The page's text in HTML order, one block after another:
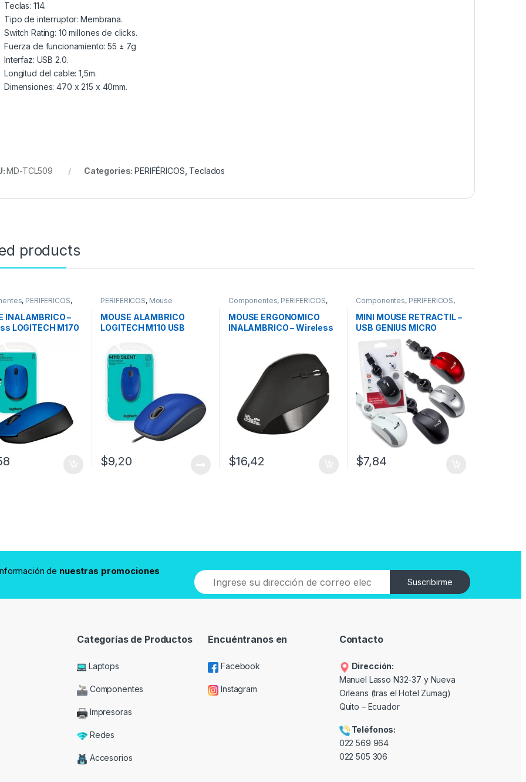
Teclas: 114.
Tipo de interruptor: Membrana.
Switch Rating: 10 millones de clicks.
Fuerza de funcionamiento: 55 ± 7g
Interfaz: USB 2.0.
Longitud del cable: 1,5m.
Dimensiones: 470 x 215 x 40mm.
MD-TCL509 Categories: PERIFÉRICOS, Teclados
products
, PERIFÉRICOS,
INALAMBRICO –
LOGITECH M170
PERIFÉRICOS, Mouse
MOUSE ALAMBRICO
LOGITECH M110 USB
$9,20
Componentes, PERIFÉRICOS,
Mouse
MOUSE ERGONOMICO
INALAMBRICO – Wireless
$16,42
Componentes, PERIFÉRICOS,
Mouse
MINI MOUSE RETRACTIL –
USB GENIUS MICRO
TRAVELER – COLORES
$7,84
de nuestras promociones
Suscribirme
Categorías de Productos
Laptops
Componentes
Impresoras
Redes
Accesorios
Encuéntranos en
Facebook
Instagram
Contacto
Dirección:
Manuel Lasso N32-37 y Nueva
Orleans (tras el Hotel Zumag)
Quito – Ecuador
Teléfonos:
022 569 964
022 505 306